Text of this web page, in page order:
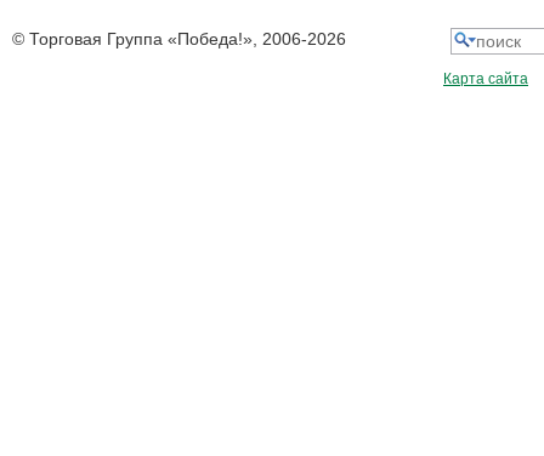
© Торговая Группа «Победа!», 2006-2026
Карта сайта